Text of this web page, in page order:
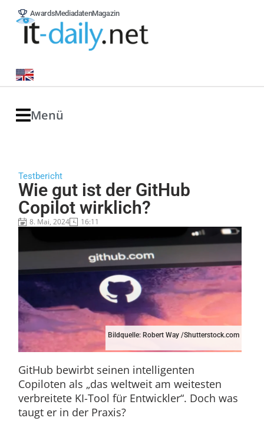
AwardsMediadatenMagazin
Menü
Testbericht
Wie gut ist der GitHub
Copilot wirklich?​
8. Mai, 2024 16:11
Bildquelle: Robert Way /Shutterstock.com
GitHub bewirbt seinen intelligenten
Copiloten als „das weltweit am weitesten
verbreitete KI-Tool für Entwickler“. Doch was
taugt er in der Praxis?